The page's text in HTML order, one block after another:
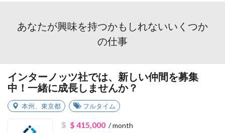
あなたが興味を持つかもしれないいくつか
の仕事
インターノッツ社では、新しい仲間を募集
中！一緒に成長しませんか？
本州 東京都 フルタイム
$ 415,000/ month